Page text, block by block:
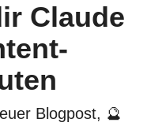
Claude
Blogpost, 🔮